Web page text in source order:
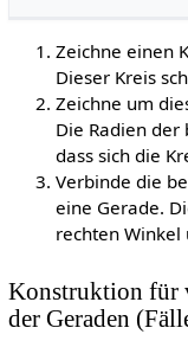
Zeichne einen
Dieser Kreis
Zeichne um
Die Radien der
dass sich die
Verbinde die
eine Gerade.
rechten
Konstruktion für
der Geraden